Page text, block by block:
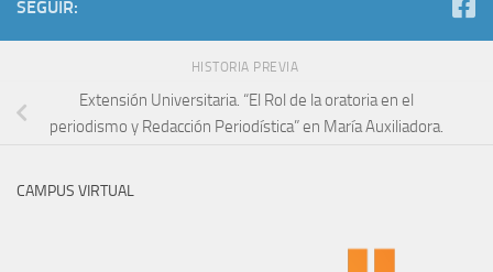
SEGUIR:
HISTORIA PREVIA
Extensión Universitaria. “El Rol de la oratoria en el
periodismo y Redacción Periodística” en María Auxiliadora.
CAMPUS VIRTUAL